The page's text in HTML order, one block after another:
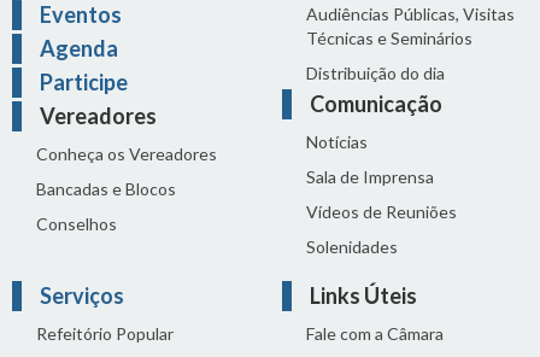
Eventos
Agenda
Participe
Vereadores
Conheça os Vereadores
Bancadas e Blocos
Conselhos
Audiências Públicas, Visitas
Técnicas e Seminários
Distribuição do dia
Comunicação
Notícias
Sala de Imprensa
Vídeos de Reuniões
Solenidades
Serviços
Refeitório Popular
Links Úteis
Fale com a Câmara